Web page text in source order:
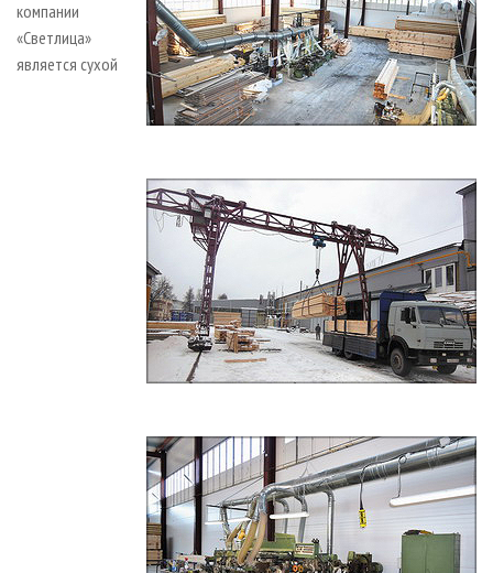
компании
«Светлица»
является сухой